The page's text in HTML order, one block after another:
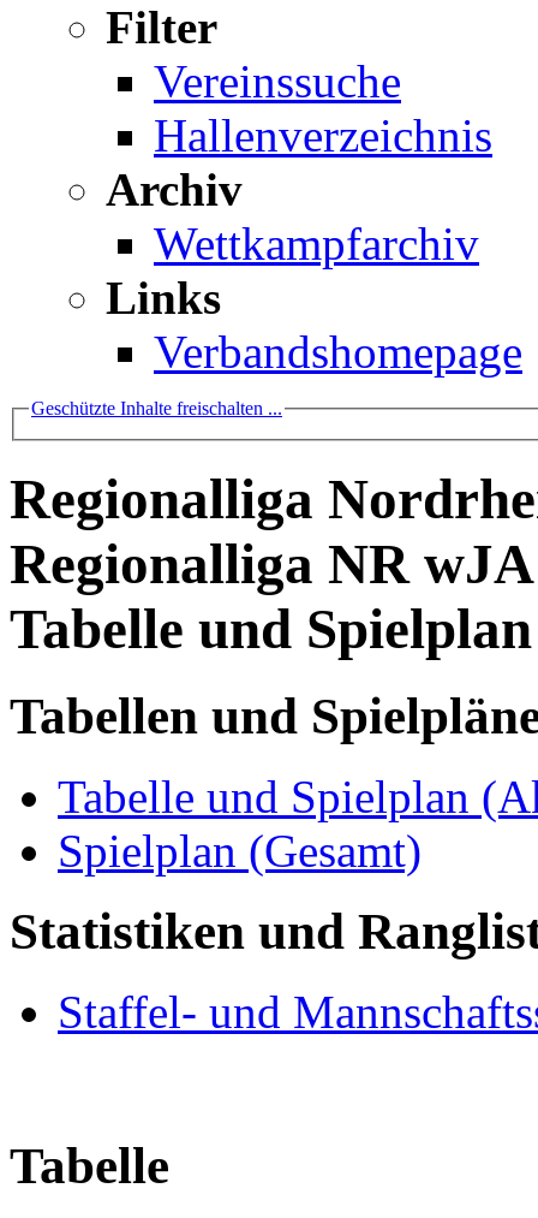
Filter
Vereinssuche
Hallenverzeichnis
Archiv
Wettkampfarchiv
Links
Verbandshomepage
Geschützte Inhalte freischalten ...
Regionalliga
Regionalliga NR wJA
Tabelle und
Tabellen und
Tabelle und Spielplan
Spielplan (Gesamt)
Statistiken und
Staffel- und
Tabelle